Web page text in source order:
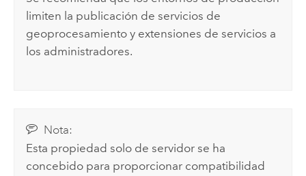
limiten la publicación de servicios de
geoprocesamiento y extensiones de servicios a
los administradores.
Nota:
Esta propiedad solo de servidor se ha
concebido para proporcionar compatibilidad